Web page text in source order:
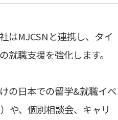
はMJCSNと連携し、タイ
就職支援を強化します。
の日本での留学&就職イベ
や、個別相談会、キャリ